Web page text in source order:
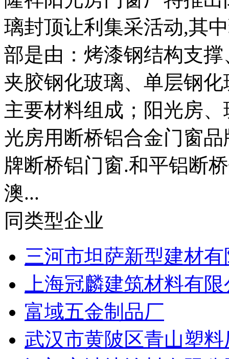
璃封顶让利集采活动,其
部是由：烤漆钢结构支
夹胶钢化玻璃、单层钢
主要材料组成；阳光房
光房用断桥铝合金门窗
牌断桥铝门窗.和平铝断
澳...
同类型企业
三河市坦萨新型建材
上海冠麟建筑材料有
富域五金制品厂
武汉市黄陂区青山塑料